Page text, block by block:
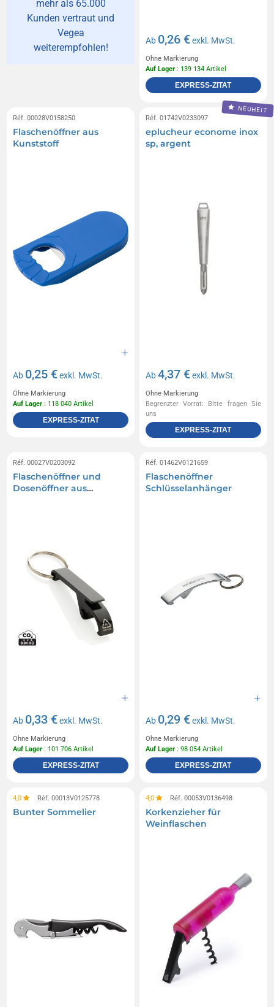
mehr als 65.000
Kunden vertraut und
Vegea
weiterempfohlen!
Ab 0,26 €exkl. MwSt.
Ohne Markierung
Auf Lager : 139 134 Artikel
EXPRESS-ZITAT
Réf. 00028V0158250
Flaschenöffner aus
Kunststoff
Ab 0,25 €exkl. MwSt.
Ohne Markierung
Auf Lager : 118 040 Artikel
EXPRESS-ZITAT
NEUHEIT
Réf. 01742V0233097
eplucheur econome inox
sp, argent
Ab4,37 €exkl. MwSt.
Ohne Markierung
Begrenzter Vorrat: Bitte fragen Sie
uns
EXPRESS-ZITAT
Réf. 00027V0203092
Flaschenöffner und
Dosenöffner aus
Ab 0,33 €exkl. MwSt.
Ohne Markierung
Auf Lager : 101 706 Artikel
EXPRESS-ZITAT
Réf. 01462V0121659
Flaschenöffner
Schlüsselanhänger
Ab 0,29 €exkl. MwSt.
Ohne Markierung
Auf Lager : 98 054 Artikel
EXPRESS-ZITAT
4,0 Réf. 00013V0125778
Bunter Sommelier
4,0 Réf. 00053V0136498
Korkenzieher für
Weinflaschen